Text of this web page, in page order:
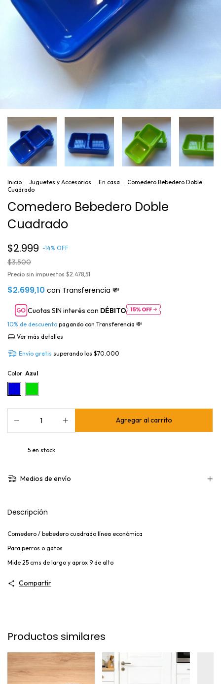
Inicio . Juguetes y Accesorios . En casa . Comedero Bebedero Doble
Cuadrado
Comedero Bebedero Doble
Cuadrado
$2.999 -14% OFF
$3.500
Precio sin impuestos $2.478,51
$2.699,10 con Transferencia 💸
Cuotas SIN interés con DÉBITO
10% de descuento pagando con Transferencia 💸
Ver más detalles
Envío gratis superando los $70.000
Color: Azul
5en stock
Medios de envío
Descripción
Comedero / bebedero cuadrado línea económica
Para perros o gatos
Mide 25 cms de largo y aprox 9 de alto
Compartir
Productos similares